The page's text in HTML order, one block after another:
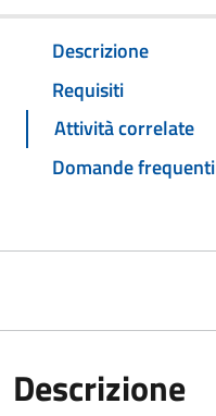
Descrizione
Requisiti
Attività correlate
Domande frequenti
Descrizione